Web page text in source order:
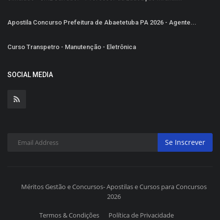
Apostila Concurso Prefeitura de Abaetetuba PA 2026 - Agente...
Curso Transpetro - Manutenção - Eletrônica
SOCIAL MEDIA
Se Inscrever
Méritos Gestão e Concursos- Apostilas e Cursos para Concursos
2026
Termos & Condições Política de Privacidade